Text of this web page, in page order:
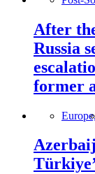
After
Russia
former